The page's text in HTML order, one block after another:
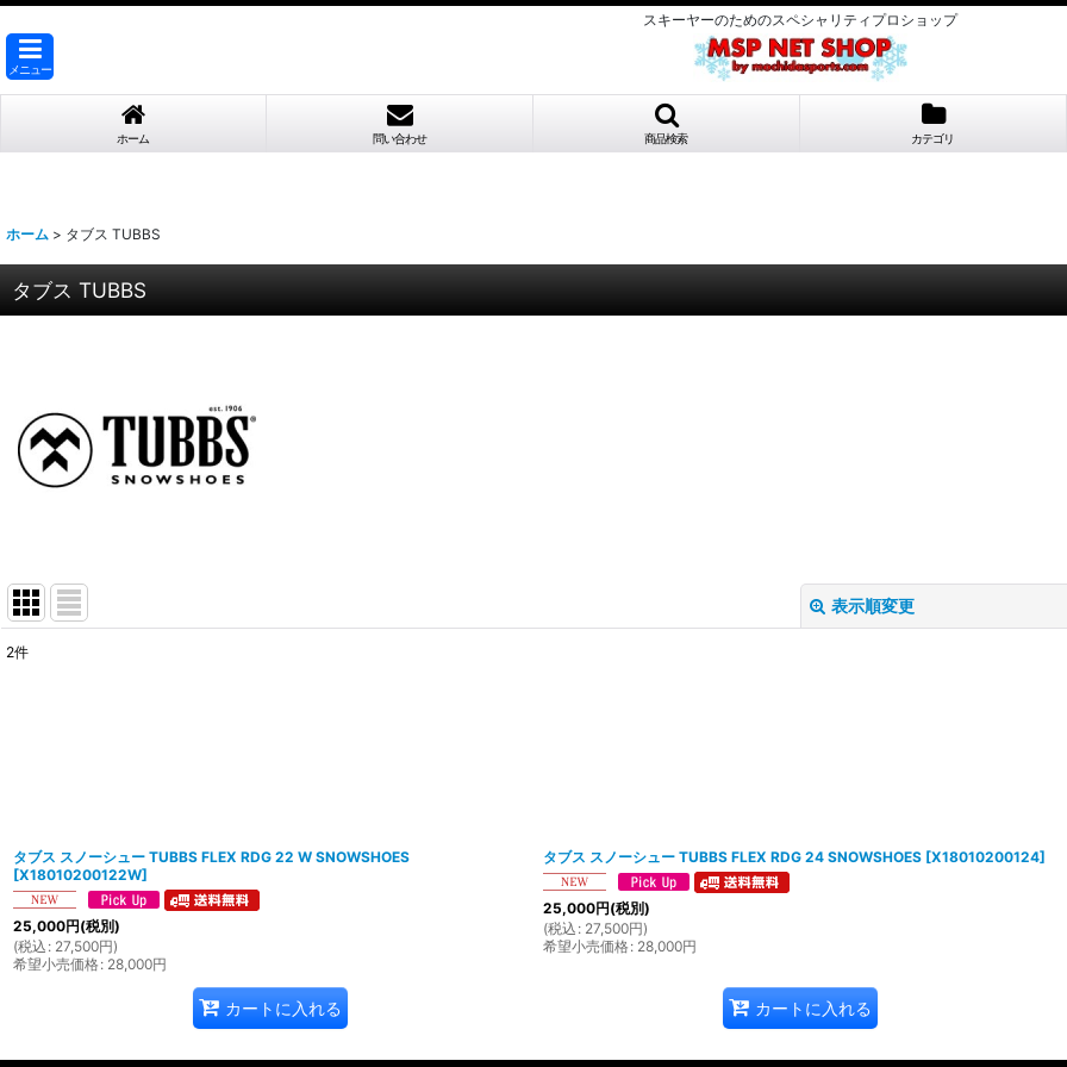
スキーヤーのためのスペシャリティプロショップ
メニュー
ホーム 問い合わせ 商品検索 カテゴリ
ホーム > タブス TUBBS
タブス TUBBS
表示順変更
2件
タブス スノーシュー TUBBS FLEX RDG 22 W SNOWSHOES
[X18010200122W]
25,000円(税別)
(税込 : 27,500円)
希望小売価格: 28,000円
カートに入れる
タブス スノーシュー TUBBS FLEX RDG 24 SNOWSHOES [X18010200124]
25,000円(税別)
(税込 : 27,500円)
希望小売価格: 28,000円
カートに入れる